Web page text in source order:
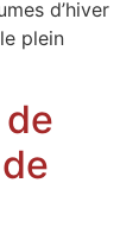
d’hiver
plein